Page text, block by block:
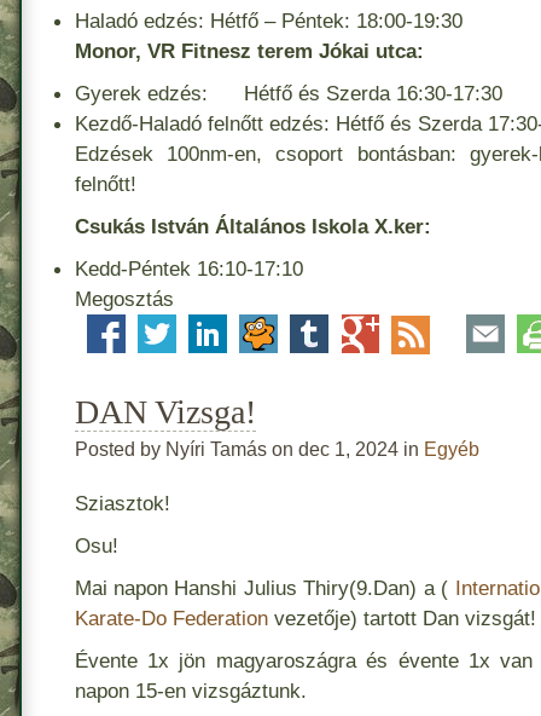
Haladó edzés: Hétfő – Péntek: 18:00-19:30
Monor, VR Fitnesz terem Jókai utca:
Gyerek edzés: Hétfő és Szerda 16:30-17:30
Kezdő-Haladó felnőtt edzés: Hétfő és Szerda
Edzések 100nm-en, csoport bontásban:
felnőtt!
Csukás István Általános Iskola X.ker:
Kedd-Péntek 16:10-17:10
Megosztás
DAN Vizsga!
Posted by Nyíri Tamás on dec 1, 2024 in Egyéb
Sziasztok!
Osu!
Mai napon Hanshi Julius Thiry(9.Dan) a (
Karate-Do Federationvezetője) tartott Dan vizsgát!
Évente 1x jön magyaroszágra és évente 1x
napon 15-en vizsgáztunk.